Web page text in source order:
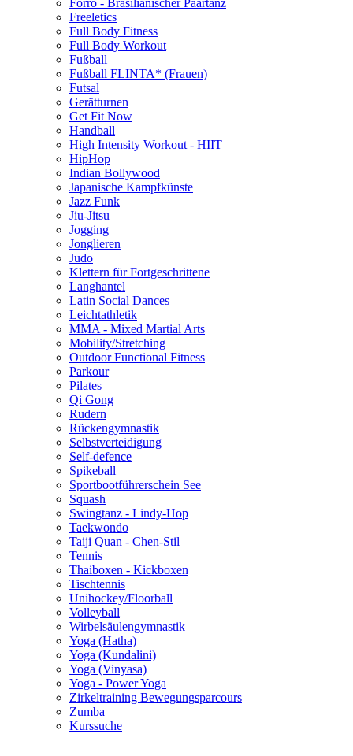
Freeletics
Full Body Fitness
Full Body Workout
Fußball
Fußball FLINTA* (Frauen)
Futsal
Gerätturnen
Get Fit Now
Handball
High Intensity Workout - HIIT
HipHop
Indian Bollywood
Japanische Kampfkünste
Jazz Funk
Jiu-Jitsu
Jogging
Jonglieren
Judo
Klettern für Fortgeschrittene
Langhantel
Latin Social Dances
Leichtathletik
MMA - Mixed Martial Arts
Mobility/Stretching
Outdoor Functional Fitness
Parkour
Pilates
Qi Gong
Rudern
Rückengymnastik
Selbstverteidigung
Self-defence
Spikeball
Sportbootführerschein See
Squash
Swingtanz - Lindy-Hop
Taekwondo
Taiji Quan - Chen-Stil
Tennis
Thaiboxen - Kickboxen
Tischtennis
Unihockey/Floorball
Volleyball
Wirbelsäulengymnastik
Yoga (Hatha)
Yoga (Kundalini)
Yoga (Vinyasa)
Yoga - Power Yoga
Zirkeltraining Bewegungsparcours
Zumba
Kurssuche